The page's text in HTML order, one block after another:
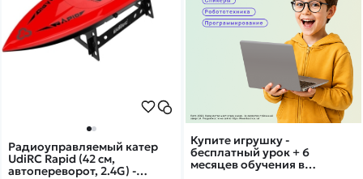
Купите игрушку -
бесплатный урок + 6
месяцев обучения в
Радиоуправляемый катер
UdiRC Rapid (42 см,
автопереворот, 2.4G) -